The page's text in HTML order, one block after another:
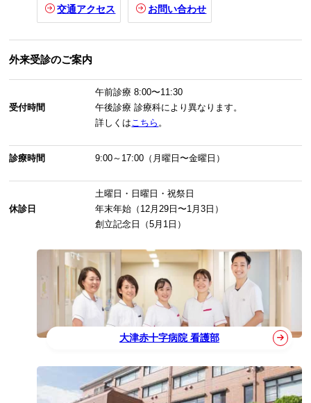
交通アクセス お問い合わせ
外来受診のご案内
受付時間
午前診療8:00〜11:30
午後診療診療科により異なります。
詳しくはこちら 。
診療時間 9:00～17:00（月曜日〜金曜日）
休診日
土曜日・日曜日・祝祭日
年末年始（12月29日〜1月3日）
創立記念日（5月1日）
大津赤十字病院 看護部